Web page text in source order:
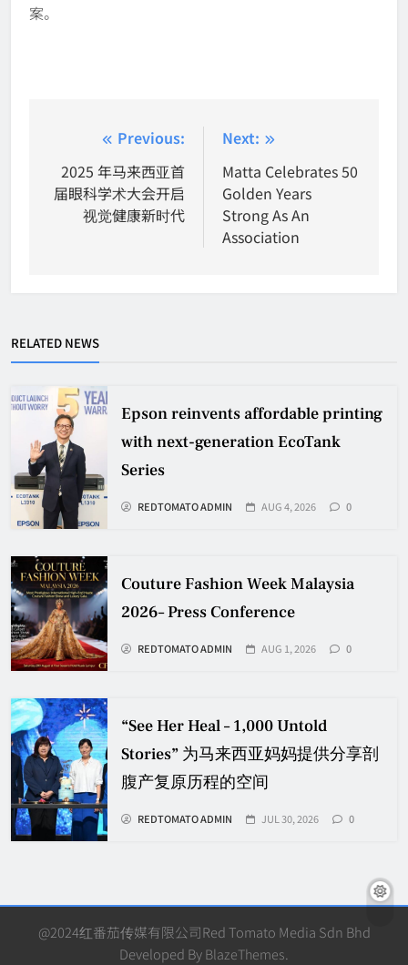
案。
navigation
Previous:
2025 年马来西亚首
届眼科学术大会开启
视觉健康新时代
Next:
Matta Celebrates 50
Golden Years
Strong As An
Association
RELATED NEWS
Epson reinvents affordable printing
with next-generation EcoTank
Series
REDTOMATO ADMIN AUG 4, 2026 0
Couture Fashion Week Malaysia
2026– Press Conference
REDTOMATO ADMIN AUG 1, 2026 0
“See Her Heal – 1,000 Untold
Stories” 为马来西亚妈妈提供分享剖
腹产复原历程的空间
REDTOMATO ADMIN JUL 30, 2026 0
@2024红番茄传媒有限公司Red Tomato Media Sdn Bhd
Developed ByBlazeThemes